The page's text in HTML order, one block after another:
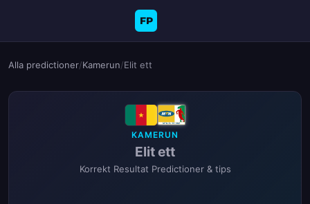
FP
Alla predictioner/Kamerun/Elit ett
KAMERUN
Elit ett
Korrekt Resultat Predictioner & tips